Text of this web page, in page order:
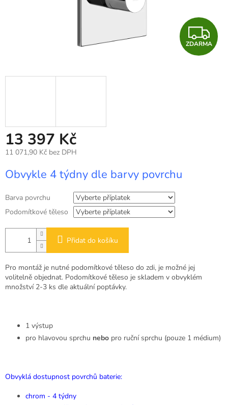
Z
D
ZDARMA
13 397 Kč
11 071,90 Kč bez DPH
cena:
Obvykle 4 týdny dle barvy povrchu
Barva povrchu
Podomítkové těleso
Přidat do košíku
Pro montáž je nutné podomítkové těleso do zdi, je možné jej
volitelně objednat. Podomítkové těleso je skladem v obvyklém
množství 2-3 ks dle aktuální poptávky.
1 výstup
pro hlavovou sprchu nebo pro ruční sprchu (pouze 1 médium)
Obvyklá dostupnost povrchů baterie:
chrom - 4 týdny